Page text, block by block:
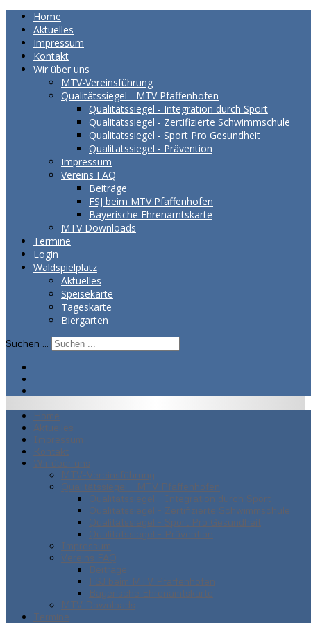
Home
Aktuelles
Impressum
Kontakt
Wir über uns
MTV-Vereinsführung
Qualitätssiegel - MTV Pfaffenhofen
Qualitätssiegel - Integration durch Sport
Qualitätssiegel - Zertifizierte Schwimmschule
Qualitätssiegel - Sport Pro Gesundheit
Qualitätssiegel - Prävention
Impressum
Vereins FAQ
Beiträge
FSJ beim MTV Pfaffenhofen
Bayerische Ehrenamtskarte
MTV Downloads
Termine
Login
Waldspielplatz
Aktuelles
Speisekarte
Tageskarte
Biergarten
Suchen ...
Home
Aktuelles
Impressum
Kontakt
Wir über uns
MTV-Vereinsführung
Qualitätssiegel - MTV Pfaffenhofen
Qualitätssiegel - Integration durch Sport
Qualitätssiegel - Zertifizierte Schwimmschule
Qualitätssiegel - Sport Pro Gesundheit
Qualitätssiegel - Prävention
Impressum
Vereins FAQ
Beiträge
FSJ beim MTV Pfaffenhofen
Bayerische Ehrenamtskarte
MTV Downloads
Termine